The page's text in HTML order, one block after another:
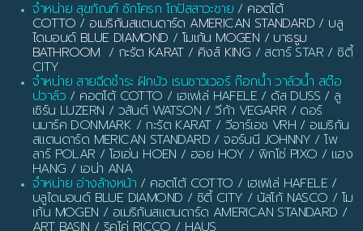
จำหน่าย สุขภัณฑ์ ชักโครก โถปัสสาวะชาย / คอตโต้
COTTO / อเมริกันสแตนดาร์ด AMERICAN STANDARD / บลู
ไดมอนด์ BLUE DIAMOND / โมเก้น MOGEN / บาธรูม
BATHROOM / กะรัต KARAT/ คิงส์ KING / สตาร์ STAR / ซิตี้
CITY
จำหน่าย สายฉีดชำระ ฝักบัว เรนชาวเวอร์ ก๊อกน้ำ วาล์วน้ำ สต๊อ
ปวาล์ว / คอตโต้ COTTO / เฮเฟเล่ HAFELE / ดัส DUSS / ลู
เซิร์น LUZERN / วสันต์ WATSON / วีก้า VEGARR / ดอร์
นมาร์ค DONMARK / กะรัต KARAT / วีอาร์เอช VRH / อเมริกัน
สแตนดาร์ด MERICAN STANDARD / จอร์นนี JOHNNY / โพ
ลาร์ POLAR / โฮเอ่น HOEN / ฮอย HOY / พิกโซ่ PIXO / แฮง
HANG / เอน่า ANA
จำหน่าย อ่างล้างหน้า / คอตโต้ COTTO / เฮเฟเล่ HAFELE /
บลูไดมอนด์ BLUE DIAMOND / ซิตี้ CITY / นัสโก้ NASCO / โม
เก้น MOGEN / อเมริกันสแตนดาร์ด AMERICAN STANDARD /
ART BASIN / ริคโค่ RICCO / HAUS